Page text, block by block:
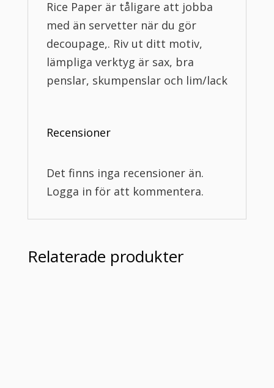
Rice Paper är tåligare att jobba
med än servetter när du gör
decoupage,. Riv ut ditt motiv,
lämpliga verktyg är sax, bra
penslar, skumpenslar och lim/lack
Recensioner
Det finns inga recensioner än.
Logga in för att kommentera.
Relaterade produkter